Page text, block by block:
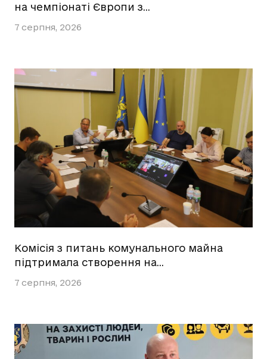
на чемпіонаті Європи з…
7 серпня, 2026
Комісія з питань комунального майна
підтримала створення на…
7 серпня, 2026